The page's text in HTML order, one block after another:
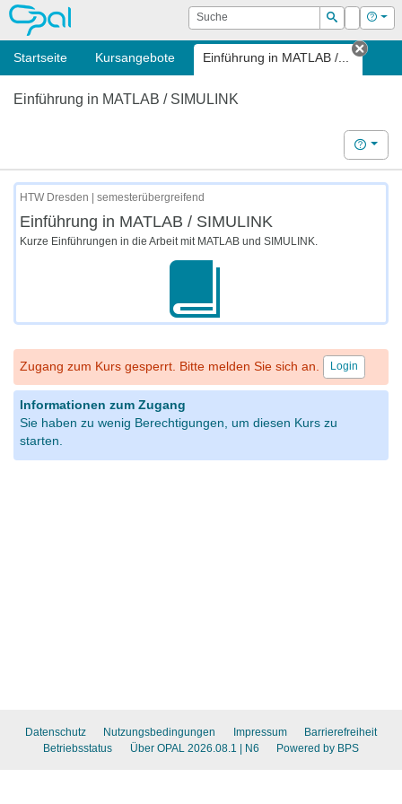
OPAL Suche
Suchen
Login Hilfe
Startseite Kursangebote Einführung in MATLAB /...
Tab
Einführung in MATLAB / SIMULINK
Hilfe
HTW Dresden | semesterübergreifend
Einführung in MATLAB / SIMULINK
Kurze Einführungen in die Arbeit mit MATLAB und SIMULINK.
Zugang zum Kurs gesperrt. Bitte melden Sie sich an. Login
Informationen zum Zugang
Sie haben zu wenig Berechtigungen, um diesen Kurs zu
starten.
Datenschutz Nutzungsbedingungen Impressum
Barrierefreiheit
Betriebsstatus
Über OPAL 2026.08.1 | N6 Powered by BPS